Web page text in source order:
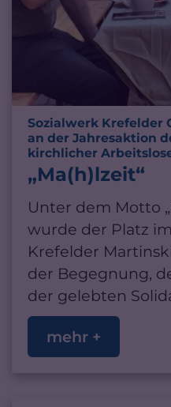
Sozialwerk Krefelder
an der Jahresaktion
kirchlicher
„Ma(h)lzeit“
Unter dem Motto
wurde der Platz
Krefelder
der Begegnung,
der gelebten
mehr +